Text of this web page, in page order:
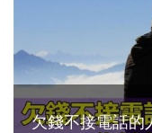
欠錢不接電話的